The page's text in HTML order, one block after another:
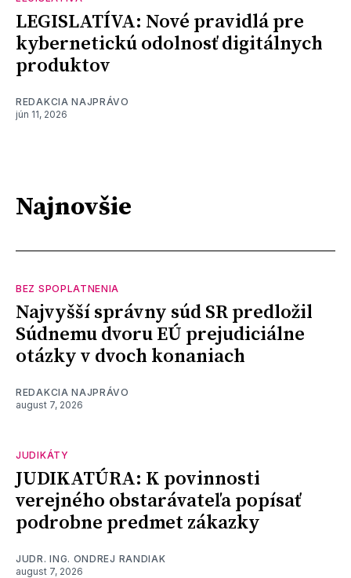
LEGISLATÍVA: Nové pravidlá pre
kybernetickú odolnosť digitálnych
produktov
REDAKCIA NAJPRÁVO
jún 11, 2026
Najnovšie
BEZ SPOPLATNENIA
Najvyšší správny súd SR predložil
Súdnemu dvoru EÚ prejudiciálne
otázky v dvoch konaniach
REDAKCIA NAJPRÁVO
august 7, 2026
JUDIKÁTY
JUDIKATÚRA: K povinnosti
verejného obstarávateľa popísať
podrobne predmet zákazky
JUDR. ING. ONDREJ RANDIAK
august 7, 2026